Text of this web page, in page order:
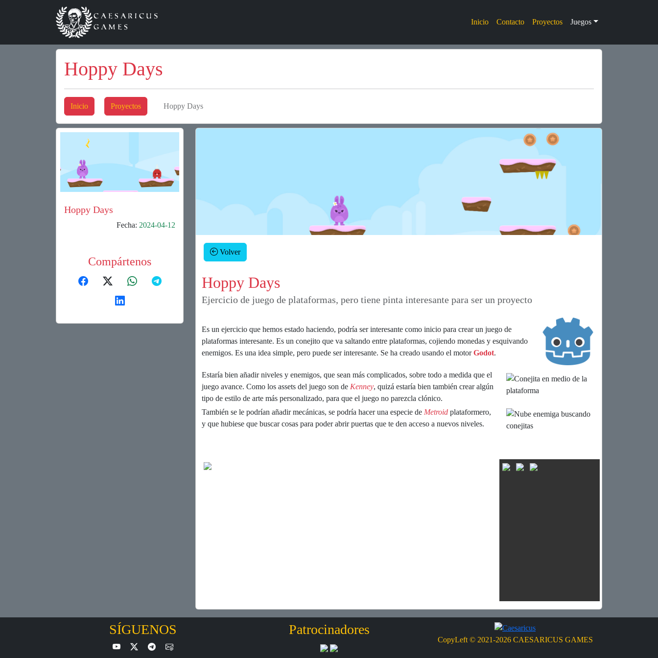
Inicio Contacto Proyectos Juegos
Hoppy Days
Inicio Proyectos Hoppy Days
Hoppy Days
Fecha: 2024-04-12
Compártenos
Volver
Hoppy Days
Ejercicio de juego de plataformas, pero tiene pinta interesante para ser un proyecto
Es un ejercicio que hemos estado haciendo, podría ser interesante como inicio para crear un juego de
plataformas interesante. Es un conejito que va saltando entre plataformas, cojiendo monedas y esquivando
enemigos. Es una idea simple, pero puede ser interesante. Se ha creado usando el motorGodot.
Estaría bien añadir niveles y enemigos, que sean más complicados, sobre todo a medida que el
juego avance. Como los assets del juego son de Kenney, quizá estaría bien también crear algún
tipo de estilo de arte más personalizado, para que el juego no parezcla clónico.
También se le podrían añadir mecánicas, se podría hacer una especie de Metroid plataformero,
y que hubiese que buscar cosas para poder abrir puertas que te den acceso a nuevos niveles.
SÍGUENOS Patrocinadores
CopyLeft ©2021-2026 CAESARICUS GAMES